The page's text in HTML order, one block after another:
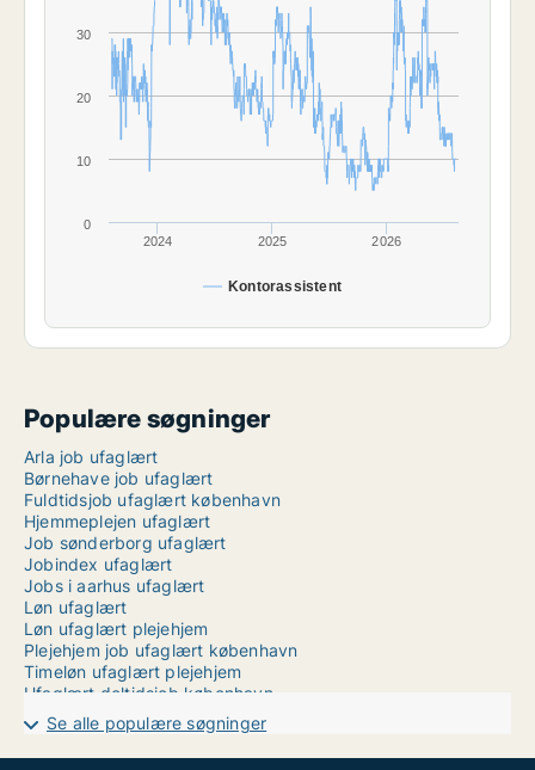
Kontorassistent
2024 2025 2026
0
10
20
30
Populære søgninger
Arla job ufaglært
Børnehave job ufaglært
Fuldtidsjob ufaglært københavn
Hjemmeplejen ufaglært
Job sønderborg ufaglært
Jobindex ufaglært
Jobs i aarhus ufaglært
Løn ufaglært
Løn ufaglært plejehjem
Plejehjem job ufaglært københavn
Timeløn ufaglært plejehjem
Ufaglært deltidsjob københavn
Ufaglært gartner job
Ufaglært job ballerup
Ufaglært job landbrug
Se alle populære søgninger